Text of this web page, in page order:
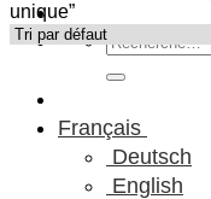
Recherche
pour :
Français
Deutsch
English
unique”